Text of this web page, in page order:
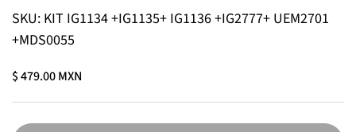
SKU: KIT IG1134 +IG1135+ IG1136 +IG2777+ UEM2701
+MDS0055
$ 479.00 MXN